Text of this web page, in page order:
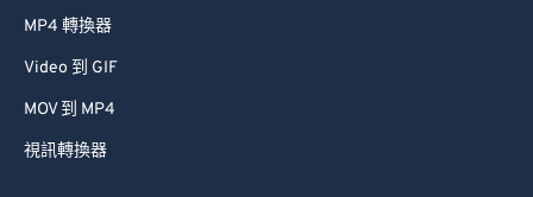
MP4 轉換器
Video 到 GIF
MOV 到 MP4
視訊轉換器